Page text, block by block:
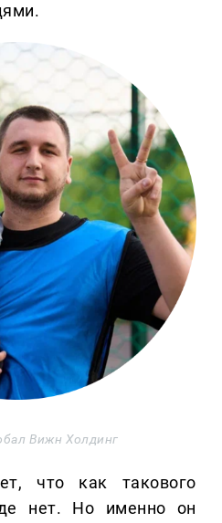
Вижн Холдинг
что как такового
нет. Но именно он